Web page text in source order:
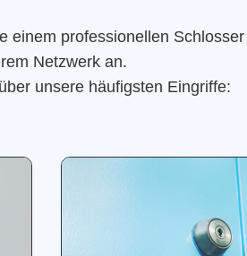
einem professionellen
Netzwerk an.
unsere häufigsten Eingriffe: